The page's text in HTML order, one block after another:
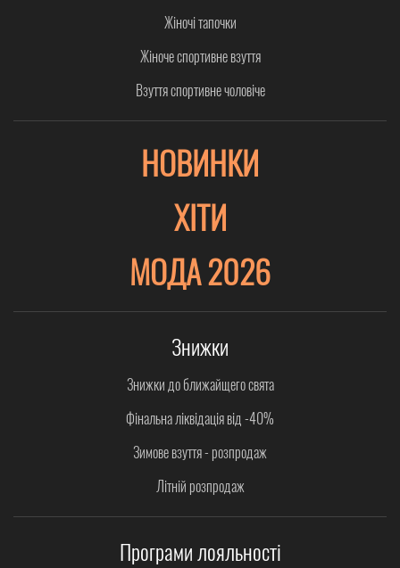
Жіночі тапочки
Жіноче спортивне взуття
Взуття спортивне чоловіче
НОВИНКИ
ХІТИ
МОДА 2026
Знижки
Знижки до ближайщего свята
Фінальна ліквідація від -40%
Зимове взуття - розпродаж
Літній розпродаж
Програми лояльності